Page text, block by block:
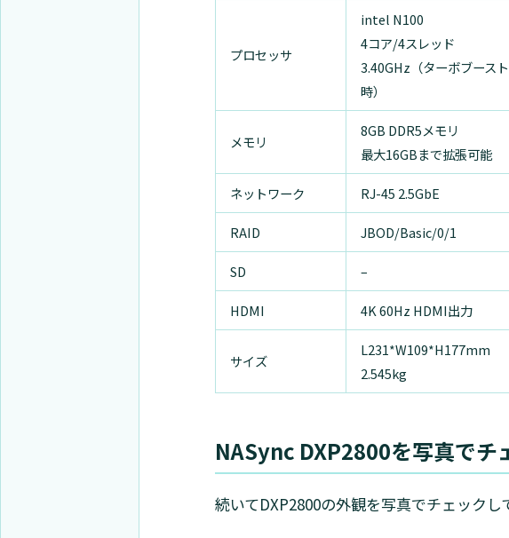
プロセッサ
intel N100
4コア/4スレッド
3.40GHz（ターボブース
時）
メモリ
8GB DDR5メモリ
最大16GBまで拡張可能
ネットワーク RJ-45 2.5GbE
RAID JBOD/Basic/0/1
SD –
HDMI 4K 60Hz HDMI出力
サイズ
L231*W109*H177mm
2.545kg
NASync DXP2800を写真でチ
続いてDXP2800の外観を写真でチェックし